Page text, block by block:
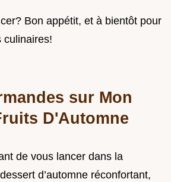
Bon appétit, et à bientôt pour
culinaires!
sur Mon
D'Automne
de vous lancer dans la
d’automne réconfortant,